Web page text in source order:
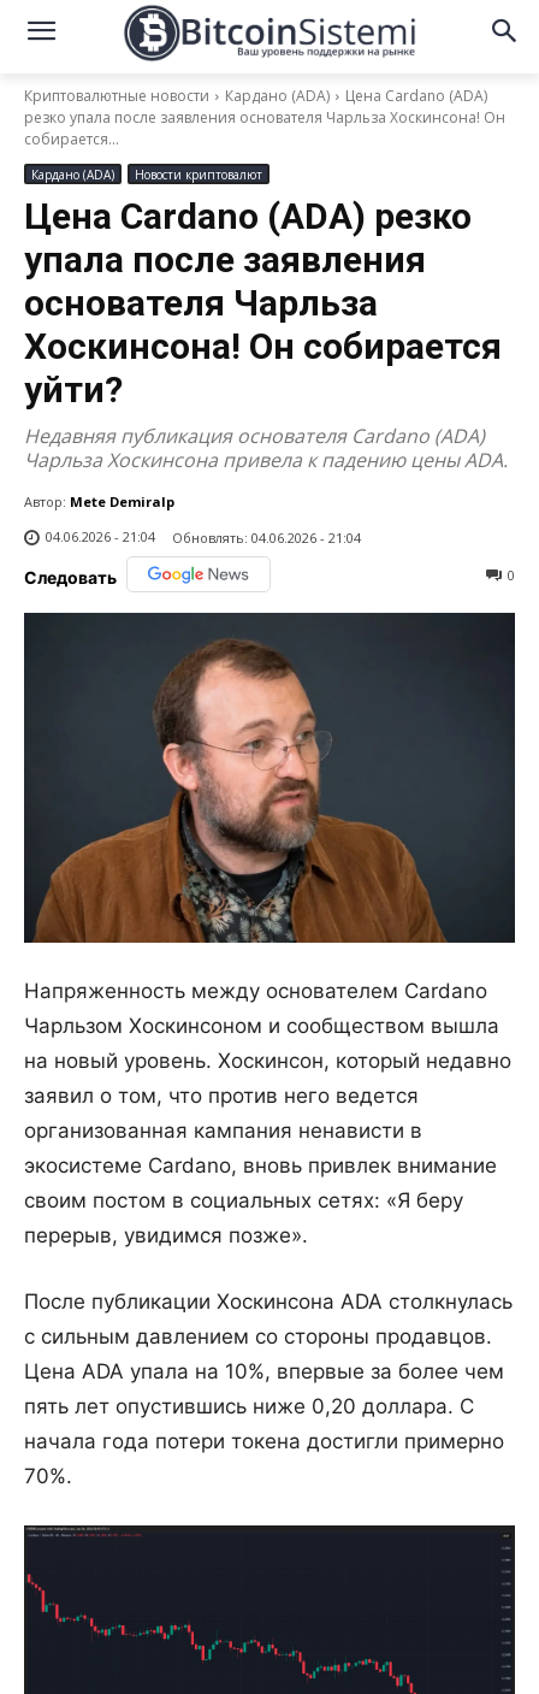
Криптовалютные новости Кардано (ADA)
Цена Cardano (ADA)
резко упала после заявления основателя Чарльза Хоскинсона! Он
собирается...
Кардано (ADA) Новости криптовалют
Цена Cardano (ADA) резко
упала после заявления
основателя Чарльза
Хоскинсона! Он собирается
уйти?
Недавняя публикация основателя Cardano (ADA)
Чарльза Хоскинсона привела к падению цены ADA.
Автор: Mete Demiralp
04.06.2026 - 21:04
Обновлять: 04.06.2026 - 21:04
Следовать 0
Напряженность между основателем Cardano
Чарльзом Хоскинсоном и сообществом вышла
на новый уровень. Хоскинсон, который недавно
заявил о том, что против него ведется
организованная кампания ненависти в
экосистеме Cardano, вновь привлек внимание
своим постом в социальных сетях: «Я беру
перерыв, увидимся позже».
После публикации Хоскинсона ADA столкнулась
с сильным давлением со стороны продавцов.
Цена ADA упала на 10%, впервые за более чем
пять лет опустившись ниже 0,20 доллара. С
начала года потери токена достигли примерно
70%.